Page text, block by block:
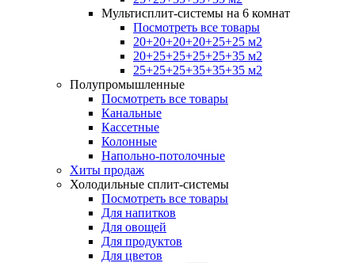
Мультисплит-системы на 6 комнат
Посмотреть все товары
20+20+20+20+25+25 м2
20+25+25+25+25+35 м2
25+25+25+35+35+35 м2
Полупромышленные
Посмотреть все товары
Канальные
Кассетные
Колонные
Напольно-потолочные
Хиты продаж
Холодильные сплит-системы
Посмотреть все товары
Для напитков
Для овощей
Для продуктов
Для цветов